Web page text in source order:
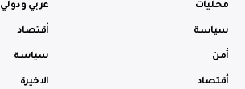
محليات
سياسة
أمن
أقتصاد
عربي ودولي
أقتصاد
سياسة
الاخيرة